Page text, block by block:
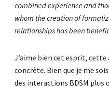
combined experience and
whom the creation of
relationships has been
J’aime bien cet esprit,
concrète. Bien que je me
des interactions BDSM plus